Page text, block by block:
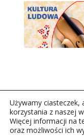
Copyright ©
Używamy ciasteczek,
korzystania z naszej
Więcej informacji na
oraz możliwości ich